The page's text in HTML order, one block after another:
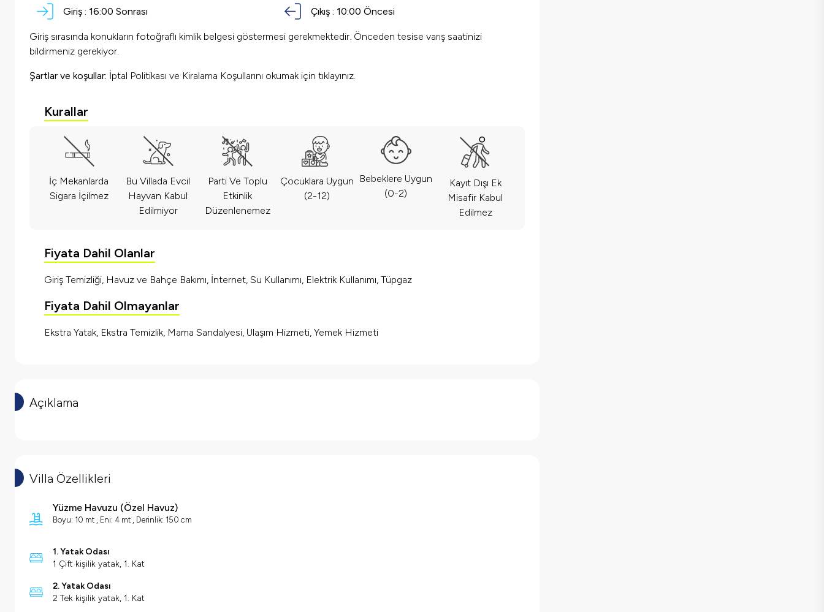
Giriş : 16:00 Sonrası Çıkış : 10:00 Öncesi
Giriş sırasında konukların fotoğraflı kimlik belgesi göstermesi gerekmektedir. Önceden tesise varış saatinizi
bildirmeniz gerekiyor.
Şartlar ve koşullar: İptal Politikası ve Kiralama Koşullarını okumak için tıklayınız.
Kurallar
İç Mekanlarda
Sigara İçilmez
Bu Villada Evcil
Hayvan Kabul
Edilmiyor
Parti Ve Toplu
Etkinlik
Düzenlenemez
Çocuklara Uygun
(2-12)
Bebeklere Uygun
(0-2)
Kayıt Dışı Ek
Misafir Kabul
Edilmez
Fiyata Dahil Olanlar
Giriş Temizliği, Havuz ve Bahçe Bakımı, İnternet, Su Kullanımı, Elektrik Kullanımı, Tüpgaz
Fiyata Dahil Olmayanlar
Ekstra Yatak, Ekstra Temizlik, Mama Sandalyesi, Ulaşım Hizmeti, Yemek Hizmeti
Açıklama
Villa Özellikleri
Yüzme Havuzu (Özel Havuz)
Boyu: 10 mt , Eni: 4 mt , Derinlik: 150 cm
1. Yatak Odası
1 Çift kişilik yatak, 1. Kat
2. Yatak Odası
2 Tek kişilik yatak, 1. Kat